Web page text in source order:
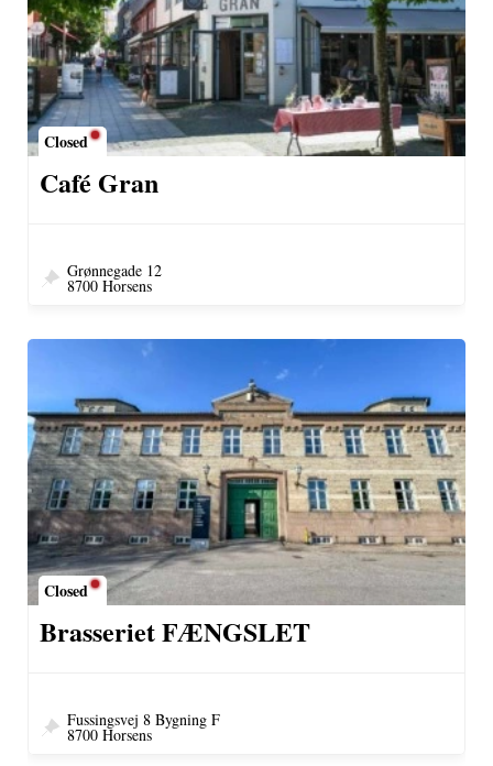
Closed
Café Gran
Grønnegade 12
8700 Horsens
Closed
Brasseriet FÆNGSLET
Fussingsvej 8 Bygning F
8700 Horsens